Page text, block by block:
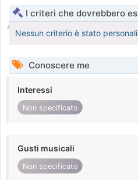
I criteri che dovrebbero
Nessun criterio è stato
Conoscere me
Interessi
Non specificato
Gusti musicali
Non specificato